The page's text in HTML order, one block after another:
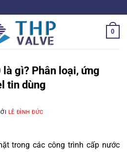
0
là gì? Phân loại, ứng
tin dùng
LÊ ĐÌNH ĐỨC
trong các công trình cấp nước